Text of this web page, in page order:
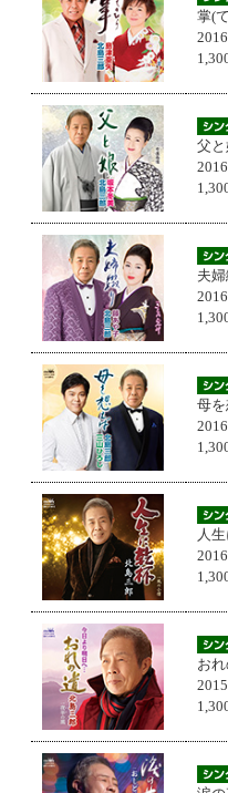
掌(
父
夫
母
人
お